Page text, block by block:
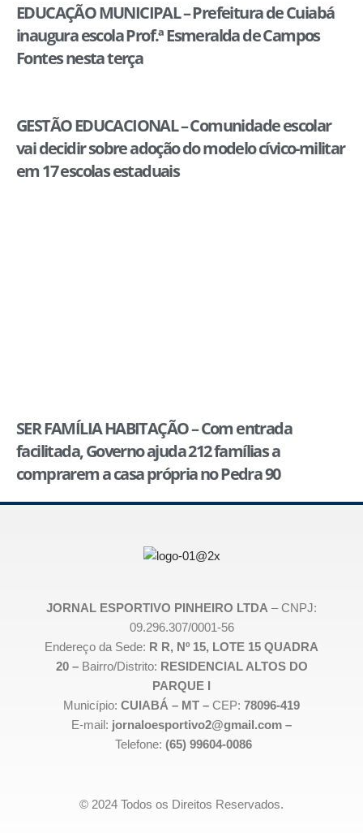
EDUCAÇÃO MUNICIPAL – Prefeitura de Cuiabá
inaugura escola Prof.ª Esmeralda de Campos
Fontes nesta terça
GESTÃO EDUCACIONAL – Comunidade escolar
vai decidir sobre adoção do modelo cívico-militar
em 17 escolas estaduais
SER FAMÍLIA HABITAÇÃO – Com entrada
facilitada, Governo ajuda 212 famílias a
comprarem a casa própria no Pedra 90
JORNAL ESPORTIVO PINHEIRO LTDA – CNPJ:
09.296.307/0001-56
Endereço da Sede: R R, Nº 15, LOTE 15 QUADRA
20 – Bairro/Distrito: RESIDENCIAL ALTOS DO
PARQUE I
Município: CUIABÁ – MT – CEP: 78096-419
E-mail: jornaloesportivo2@gmail.com –
Telefone: (65) 99604-0086
© 2024 Todos os Direitos Reservados.